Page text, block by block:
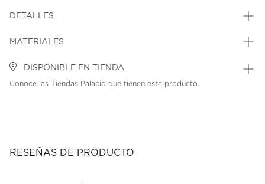
DETALLES
MATERIALES
DISPONIBLE EN TIENDA
Conoce las Tiendas Palacio que tienen este producto.
RESEÑAS DE PRODUCTO